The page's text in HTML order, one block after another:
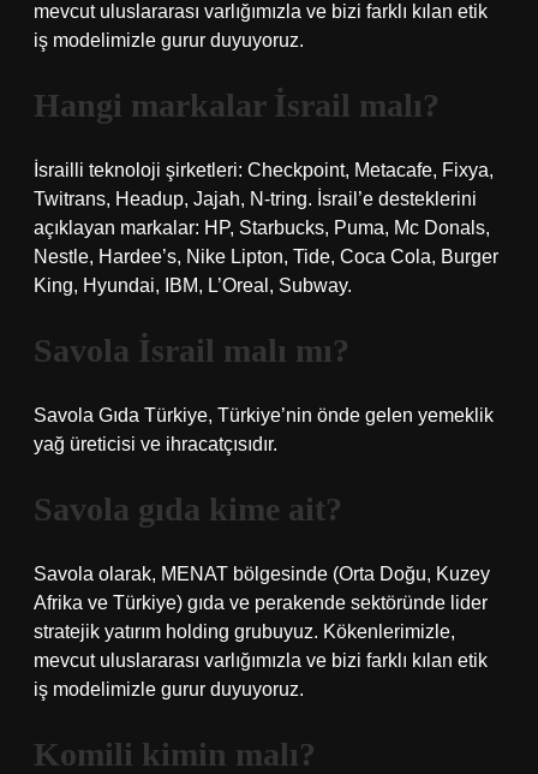
mevcut uluslararası varlığımızla ve bizi farklı kılan etik
iş modelimizle gurur duyuyoruz.
Hangi markalar İsrail malı?
İsrailli teknoloji şirketleri: Checkpoint, Metacafe, Fixya,
Twitrans, Headup, Jajah, N-tring. İsrail’e desteklerini
açıklayan markalar: HP, Starbucks, Puma, Mc Donals,
Nestle, Hardee’s, Nike Lipton, Tide, Coca Cola, Burger
King, Hyundai, IBM, L’Oreal, Subway.
Savola İsrail malı mı?
Savola Gıda Türkiye, Türkiye’nin önde gelen yemeklik
yağ üreticisi ve ihracatçısıdır.
Savola gıda kime ait?
Savola olarak, MENAT bölgesinde (Orta Doğu, Kuzey
Afrika ve Türkiye) gıda ve perakende sektöründe lider
stratejik yatırım holding grubuyuz. Kökenlerimizle,
mevcut uluslararası varlığımızla ve bizi farklı kılan etik
iş modelimizle gurur duyuyoruz.
Komili kimin malı?